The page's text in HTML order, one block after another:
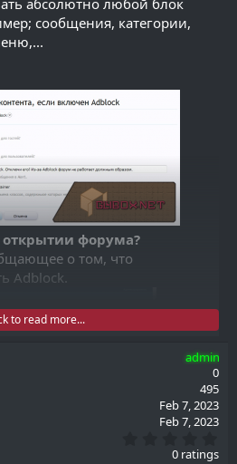
абсолютно любой блок
сообщения, категории,
открытии форума?
о том, что
Adblock.
часть форума, но без
to read more...
admin
0
495
Feb 7, 2023
Feb 7, 2023
.
0 ratings